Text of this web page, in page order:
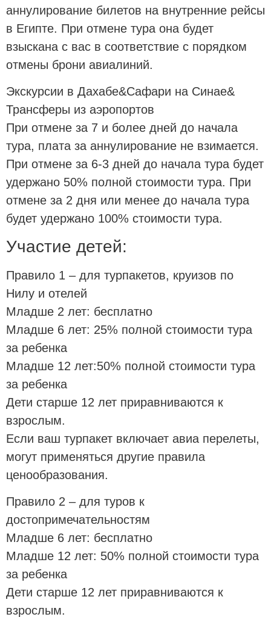
аннулирование билетов на внутренние рейсы
в Египте. При отмене тура она будет
взыскана с вас в соответствие с порядком
отмены брони авиалиний.
Экскурсии в Дахабе&Сафари на Синае&
Трансферы из аэропортов
При отмене за 7 и более дней до начала
тура, плата за аннулирование не взимается.
При отмене за 6-3 дней до начала тура будет
удержано 50% полной стоимости тура. При
отмене за 2 дня или менее до начала тура
будет удержано 100% стоимости тура.
Участие детей:
Правило 1 – для турпакетов, круизов по
Нилу и отелей
Младше 2 лет: бесплатно
Младше 6 лет: 25% полной стоимости тура
за ребенка
Младше 12 лет:50% полной стоимости тура
за ребенка
Дети старше 12 лет приравниваются к
взрослым.
Если ваш турпакет включает авиа перелеты,
могут применяться другие правила
ценообразования.
Правило 2 – для туров к
достопримечательностям
Младше 6 лет: бесплатно
Младше 12 лет: 50% полной стоимости тура
за ребенка
Дети старше 12 лет приравниваются к
взрослым.